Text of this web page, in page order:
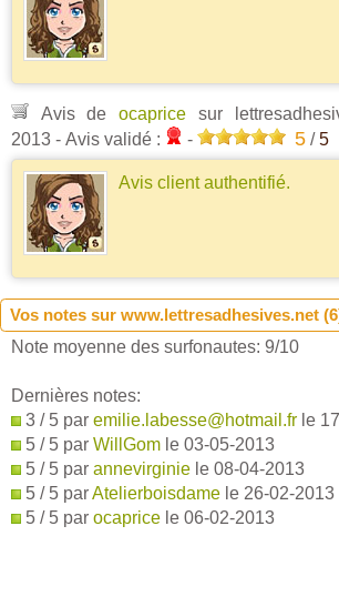
Avis deocaprice sur
2013 - Avis validé : - 5 /5
Avis client authentifié.
Vos notes sur www.lettresadhesives.net (6
Note moyenne des surfonautes: 9/10
Dernières notes:
3 / 5 par emilie.labesse@hotmail.fr le
5 / 5 par WillGom le 03-05-2013
5 / 5 par annevirginie le 08-04-2013
5 / 5 parAtelierboisdame le 26-02-2013
5 / 5 par ocaprice le 06-02-2013